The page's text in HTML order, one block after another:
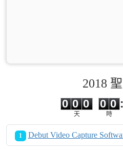
2018
0 0 0
天
0
0
0
時
:
1 Debut Video Capture